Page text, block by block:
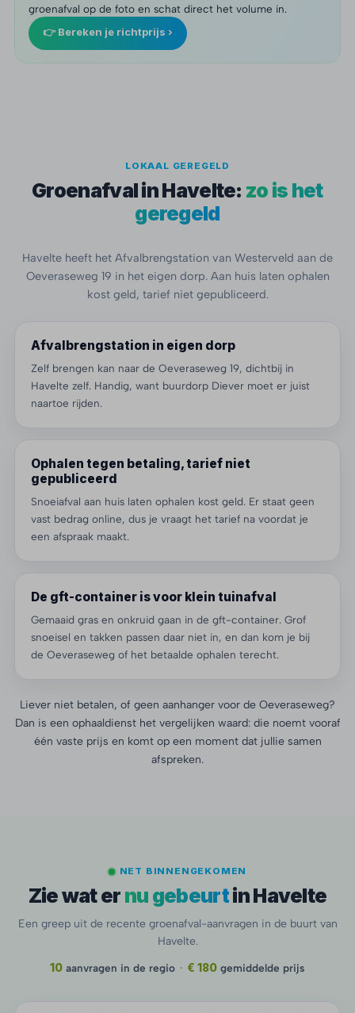
groenafval op de foto en schat direct het volume in.
👉 Bereken je richtprijs ›
LOKAAL GEREGELD
Groenafval in Havelte: zo is het
geregeld
Havelte heeft het Afvalbrengstation van Westerveld aan de
Oeveraseweg 19 in het eigen dorp. Aan huis laten ophalen
kost geld, tarief niet gepubliceerd.
Afvalbrengstation in eigen dorp
Zelf brengen kan naar de Oeveraseweg 19, dichtbij in
Havelte zelf. Handig, want buurdorp Diever moet er juist
naartoe rijden.
Ophalen tegen betaling, tarief niet
gepubliceerd
Snoeiafval aan huis laten ophalen kost geld. Er staat geen
vast bedrag online, dus je vraagt het tarief na voordat je
een afspraak maakt.
De gft-container is voor klein tuinafval
Gemaaid gras en onkruid gaan in de gft-container. Grof
snoeisel en takken passen daar niet in, en dan kom je bij
de Oeveraseweg of het betaalde ophalen terecht.
Liever niet betalen, of geen aanhanger voor de Oeveraseweg?
Dan is een ophaaldienst het vergelijken waard: die noemt vooraf
één vaste prijs en komt op een moment dat jullie samen
afspreken.
NET BINNENGEKOMEN
Zie wat er nu gebeurtin Havelte
Een greep uit de recente groenafval-aanvragen in de buurt van
Havelte.
10 aanvragen in de regio · € 180 gemiddelde prijs